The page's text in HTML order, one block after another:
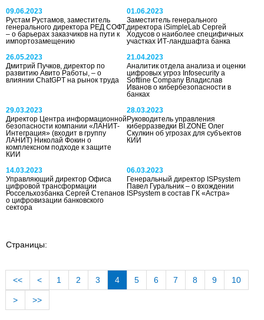
09.06.2023
Рустам Рустамов, заместитель
генерального директора РЕД СОФТ,
– о барьерах заказчиков на пути к
импортозамещению
01.06.2023
Заместитель генерального
директора iSimpleLab Сергей
Ходусов о наиболее специфичных
участках ИТ-ландшафта банка
26.05.2023
Дмитрий Пучков, директор по
развитию Авито Работы, – о
влиянии ChatGPT на рынок труда
21.04.2023
Аналитик отдела анализа и оценки
цифровых угроз Infosecurity a
Softline Company Владислав
Иванов о кибербезопасности в
банках
29.03.2023
Директор Центра информационной
безопасности компании «ЛАНИТ-
Интеграция» (входит в группу
ЛАНИТ) Николай Фокин о
комплексном подходе к защите
КИИ
28.03.2023
Руководитель управления
киберразведки BI.ZONE Олег
Скулкин об угрозах для субъектов
КИИ
14.03.2023
Управляющий директор Офиса
цифровой трансформации
Россельхозбанка Сергей Степанов
о цифровизации банковского
сектора
06.03.2023
Генеральный директор ISPsystem
Павел Гуральник – о вхождении
ISPsystem в состав ГК «Астра»
Страницы:
<< < 1 2 3 4 5 6 7 8 9 10
> >>